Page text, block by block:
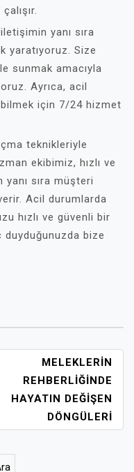
yanı sıra
yaratıyoruz. Size
sunmak amacıyla
Ayrıca, acil
için 7/24 hizmet
teknikleriyle
ekibimiz, hızlı ve
yanı sıra müşteri
Acil durumlarda
hızlı ve güvenli bir
bize
MELEKLERIN
REHBERLIĞINDE
HAYATIN DEĞIŞEN
DÖNGÜLERI